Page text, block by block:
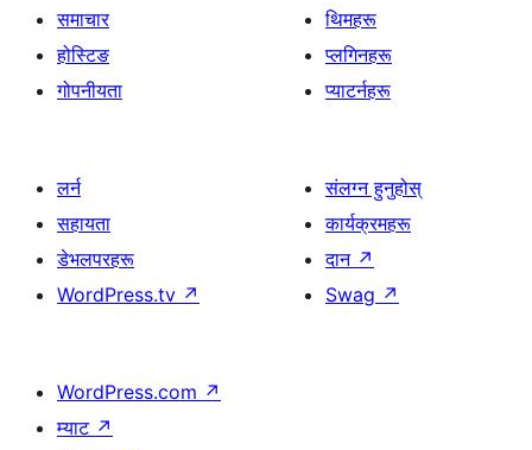
समाचार
होस्टिङ
गोपनीयता
थिमहरू
प्लगिनहरू
प्याटर्नहरू
लर्न
सहायता
डेभलपरहरू
WordPress.tv ↗
संलग्न हुनुहोस्
कार्यक्रमहरू
दान ↗
Swag ↗
WordPress.com ↗
म्याट ↗